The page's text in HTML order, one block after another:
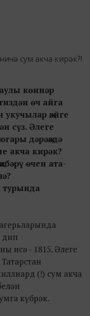
көннәр
өч айга
җәйге
сүз. Әлеге
дәрәҗәдә
акча кирәк?
өчен ата-
турында
дип
исә - 1815. Әлеге
(!) сум акча
күбрәк.